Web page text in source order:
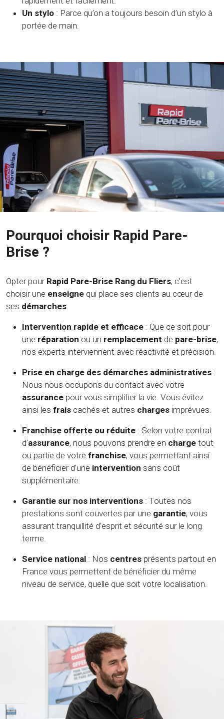
Un stylo : Parce qu’on a toujours besoin d’un stylo à
portée de main.
Pourquoi choisir Rapid Pare-
Brise ?
Opter pour Rapid Pare-Brise Rang du Fliers, c’est
choisir une enseigne qui place ses clients au cœur de
ses démarches.
Intervention rapide et efficace : Que ce soit pour
une réparation ou un remplacement de pare-brise,
nos experts interviennent avec réactivité et précision.
Prise en charge des démarches administratives :
Nous nous occupons du contact avec votre
assurance pour vous simplifier la vie. Vous évitez
ainsi les frais cachés et autres charges imprévues.
Franchise offerte ou réduite : Selon votre contrat
d’assurance, nous pouvons prendre en charge tout
ou partie de votre franchise, vous permettant ainsi
de bénéficier d’une intervention sans coût
supplémentaire.
Garantie sur nos interventions : Toutes nos
prestations sont couvertes par une garantie, vous
assurant tranquillité d’esprit et sécurité sur le long
terme.
Service national : Nos centres présents partout en
France vous permettent de bénéficier du même
niveau de service, quelle que soit votre localisation.